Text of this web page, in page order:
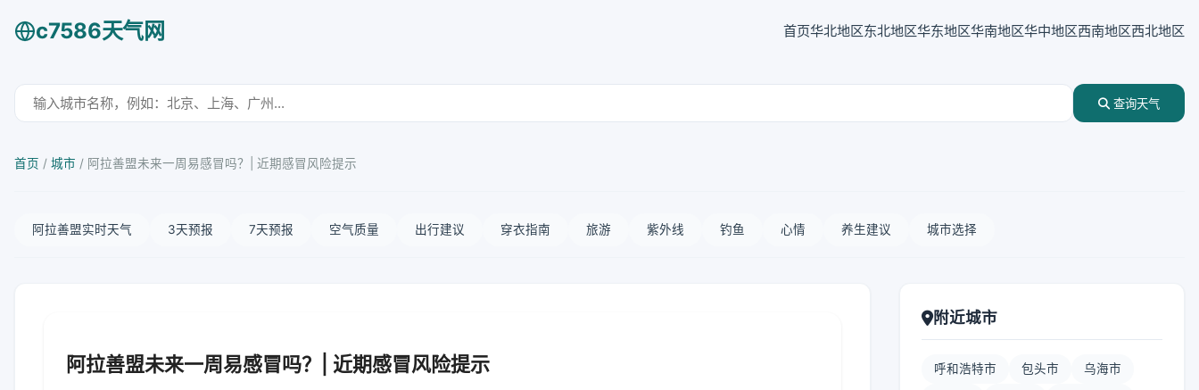
c7586天气网 首页华北地区东北地区华东地区华南地区华中地区西南地区西北地区
查询天气
首页 / 城市 / 阿拉善盟未来一周易感冒吗？| 近期感冒风险提示
阿拉善盟实时天气 3天预报 7天预报 空气质量 出行建议 穿衣指南 旅游 紫外线 钓鱼 心情 养生建议 城市选择
阿拉善盟未来一周易感冒吗？| 近期感冒风险提示
附近城市
呼和浩特市 包头市 乌海市